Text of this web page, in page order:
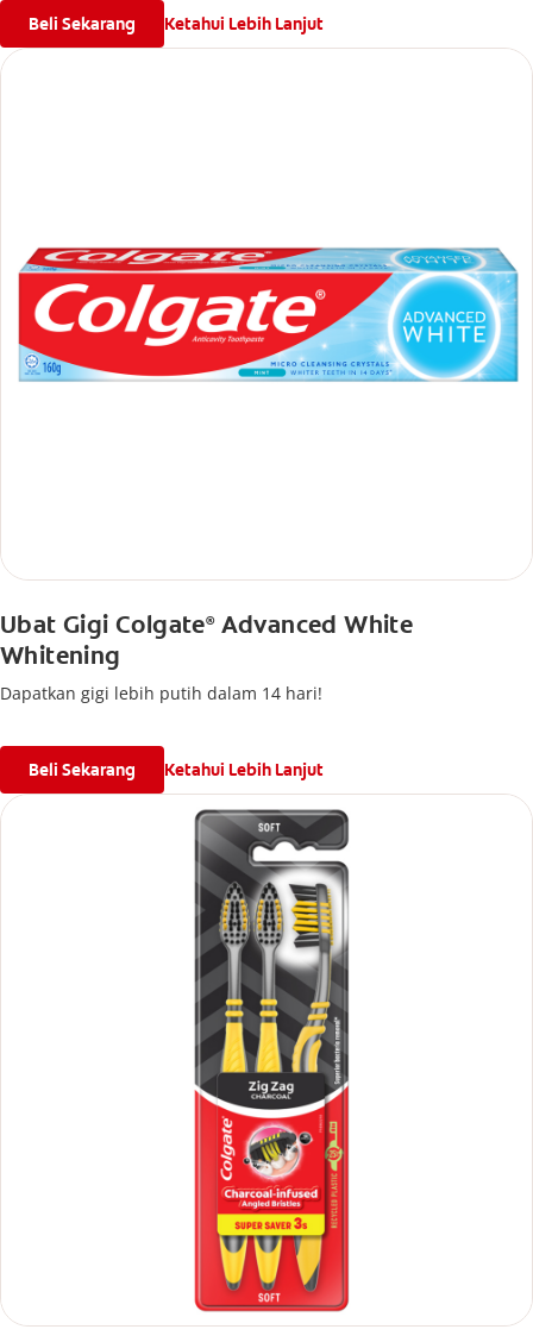
Beli Sekarang Ketahui Lebih Lanjut
Ubat Gigi Colgate®Advanced White
Whitening
Dapatkan gigi lebih putih dalam 14 hari!
Beli Sekarang Ketahui Lebih Lanjut